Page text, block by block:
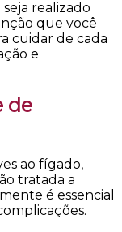
realizado
que você
cuidar de cada
e
de
ao fígado,
tratada a
é essencial